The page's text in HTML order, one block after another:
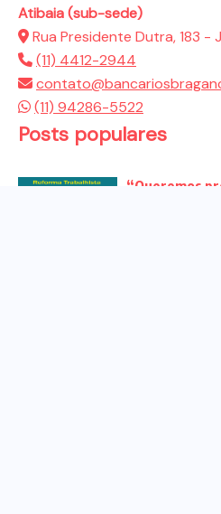
Atibaia (sub-sede)
Rua Presidente Dutra, 183 -
(11) 4412-2944
(11) 94286-5522
Posts populares
“Queremos